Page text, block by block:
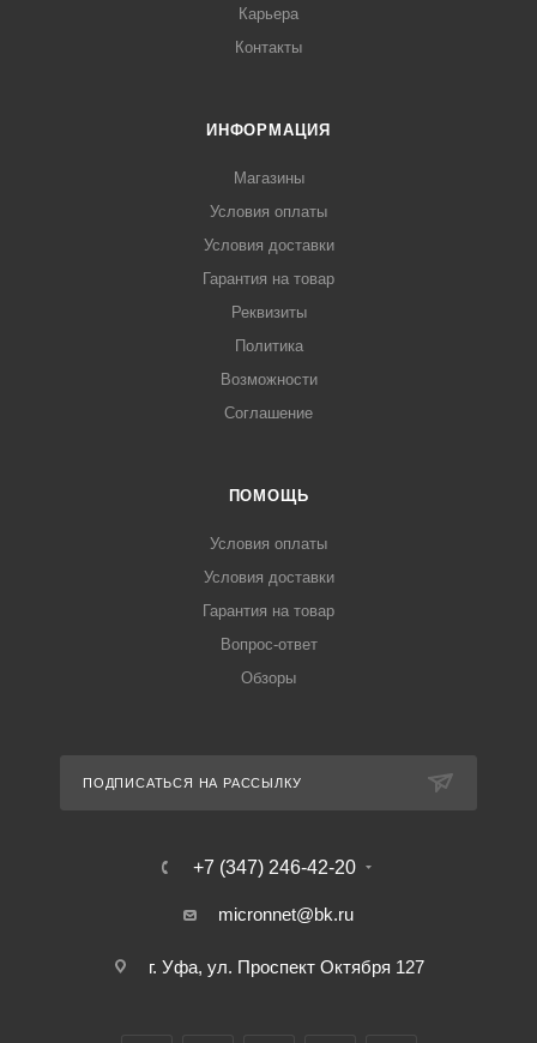
Карьера
Контакты
ИНФОРМАЦИЯ
Магазины
Условия оплаты
Условия доставки
Гарантия на товар
Реквизиты
Политика
Возможности
Соглашение
ПОМОЩЬ
Условия оплаты
Условия доставки
Гарантия на товар
Вопрос-ответ
Обзоры
ПОДПИСАТЬСЯ НА РАССЫЛКУ
+7 (347) 246-42-20
micronnet@bk.ru
г. Уфа, ул. Проспект Октября 127